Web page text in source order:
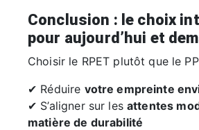
Conclusion : le choix
pour aujourd’hui et
Choisir le RPET plutôt que le
✔ Réduire votre empreinte
✔ S’aligner sur les attentes
matière de durabilité